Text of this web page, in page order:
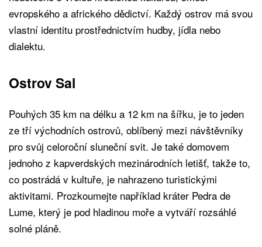
evropského a afrického dědictví. Každý ostrov má svou
vlastní identitu prostřednictvím hudby, jídla nebo
dialektu.
Ostrov Sal
Pouhých 35 km na délku a 12 km na šířku, je to jeden
ze tří východních ostrovů, oblíbený mezi návštěvníky
pro svůj celoroční sluneční svit. Je také domovem
jednoho z kapverdských mezinárodních letišť, takže to,
co postrádá v kultuře, je nahrazeno turistickými
aktivitami. Prozkoumejte například kráter Pedra de
Lume, který je pod hladinou moře a vytváří rozsáhlé
solné pláně.